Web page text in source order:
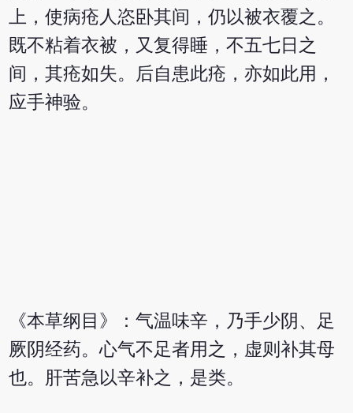
上，使病疮人恣卧其间，仍以被衣覆之。
既不粘着衣被，又复得睡，不五七日之
间，其疮如失。后自患此疮，亦如此用，
应手神验。
《本草纲目》：气温味辛，乃手少阴、足
厥阴经药。心气不足者用之，虚则补其母
也。肝苦急以辛补之，是类。